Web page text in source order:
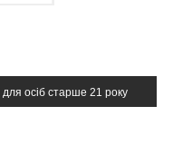
осіб старше 21 року